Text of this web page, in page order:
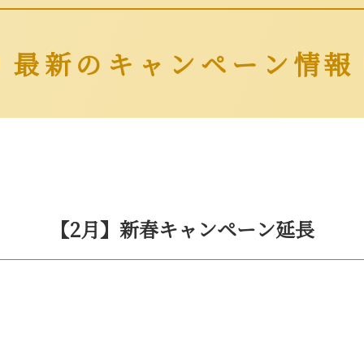
最新のキャンペーン情報
【2月】新春キャンペーン延長